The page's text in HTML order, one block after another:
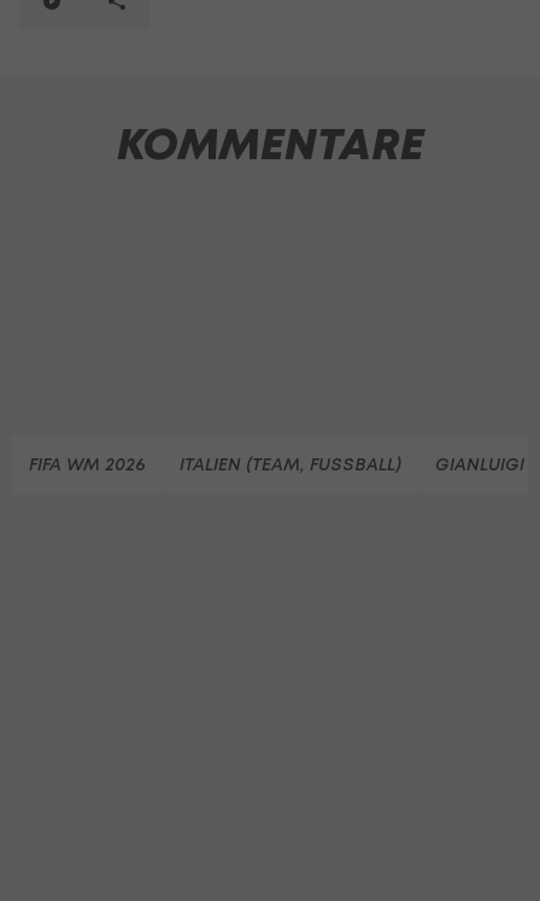
KOMMENTARE
FIFA WM 2026 ITALIEN (TEAM, FUSSBALL) GIANLUIGI